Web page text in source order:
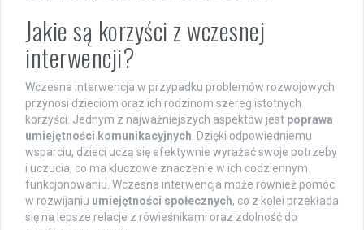
Jakie są korzyści z wczesnej
interwencji?
Wczesna interwencja w przypadku problemów rozwojowych
przynosi dzieciom oraz ich rodzinom szereg istotnych
korzyści. Jednym z najważniejszych aspektów jest poprawa
umiejętności komunikacyjnych . Dzięki odpowiedniemu
wsparciu, dzieci uczą się efektywnie wyrażać swoje potrzeby
i uczucia, co ma kluczowe znaczenie w ich codziennym
funkcjonowaniu. Wczesna interwencja może również pomóc
w rozwijaniu umiejętności społecznych, co z kolei przekłada
się na lepsze relacje z rówieśnikami oraz zdolność do